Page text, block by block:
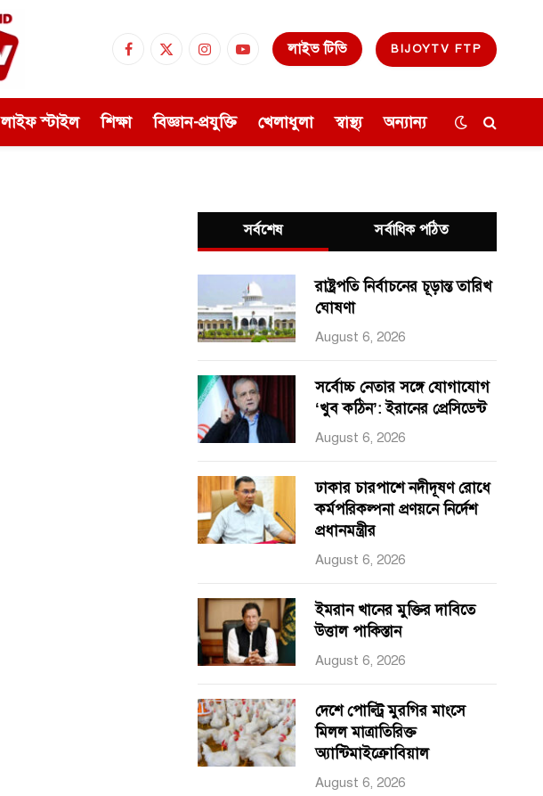
Facebook
X
InstagramYouTubeলাইভ টিভি BIJOYTV FTP
লাইফ স্টাইল শিক্ষা বিজ্ঞান-প্রযুক্তি খেলাধুলা স্বাস্থ্য অন্যান্য
সর্বশেষ সর্বাধিক পঠিত
রাষ্ট্রপতি নির্বাচনের চূড়ান্ত তারিখ
ঘোষণা
August 6, 2026
সর্বোচ্চ নেতার সঙ্গে যোগাযোগ
‘খুব কঠিন’: ইরানের প্রেসিডেন্ট
August 6, 2026
ঢাকার চারপাশে নদীদূষণ রোধে
কর্মপরিকল্পনা প্রণয়নে নির্দেশ
প্রধানমন্ত্রীর
August 6, 2026
ইমরান খানের মুক্তির দাবিতে
উত্তাল পাকিস্তান
August 6, 2026
দেশে পোল্ট্রি মুরগির মাংসে
মিলল মাত্রাতিরিক্ত
অ্যান্টিমাইক্রোবিয়াল
August 6, 2026